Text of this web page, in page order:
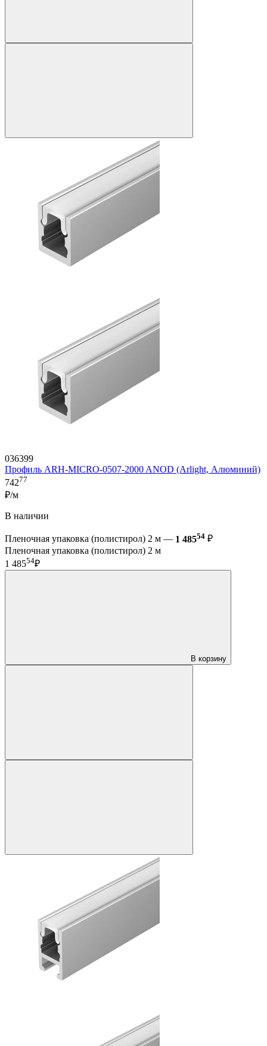
036399
Профиль ARH-MICRO-0507-2000 ANOD (Arlight, Алюминий)
74277
₽/м
В наличии
Пленочная упаковка (полистирол) 2 м — 1 48554 ₽
Пленочная упаковка (полистирол) 2 м
1 48554₽
В корзину